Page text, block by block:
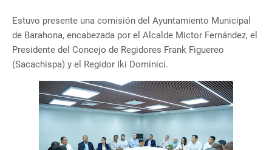
Estuvo presente una comisión del Ayuntamiento Municipal
de Barahona, encabezada por el Alcalde Mictor Fernández, el
Presidente del Concejo de Regidores Frank Figuereo
(Sacachispa) y el Regidor Iki Dominici.